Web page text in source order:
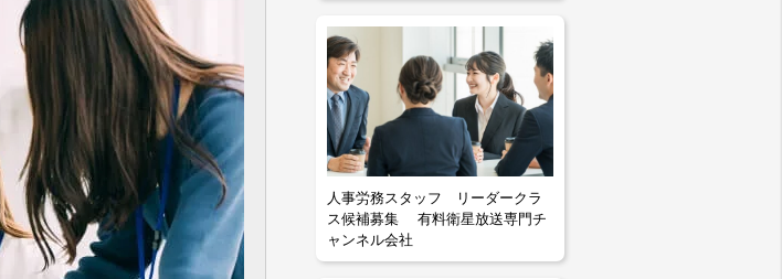
人事労務スタッフ リーダークラ
ス候補募集 有料衛星放送専門チ
ャンネル会社